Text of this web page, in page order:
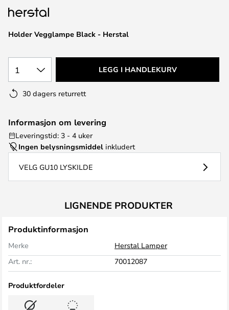
Holder Vegglampe Black - Herstal
1 LEGG I HANDLEKURV
30 dagers returrett
Informasjon om levering
Leveringstid: 3 - 4 uker
Ingen belysningsmiddel inkludert
VELG GU10 LYSKILDE
LIGNENDE PRODUKTER
Produktinformasjon
Merke
Herstal Lamper
Art. nr.:
70012087
Produktfordeler